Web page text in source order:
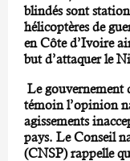
blindés sont
hélicoptères de
en Côte d’Ivoire
but d’attaquer le
Le gouvernement
témoin l’opinion
agissements
pays. Le Conseil
(CNSP) rappelle